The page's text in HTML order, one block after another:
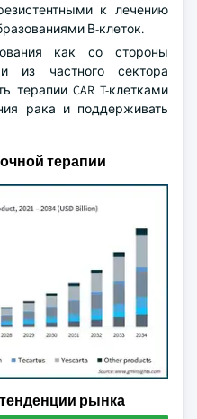
к лечению
В-клеток.
как со стороны
и из частного сектора
терапии CAR T-клетками
рака и поддерживать
терапии
рынка